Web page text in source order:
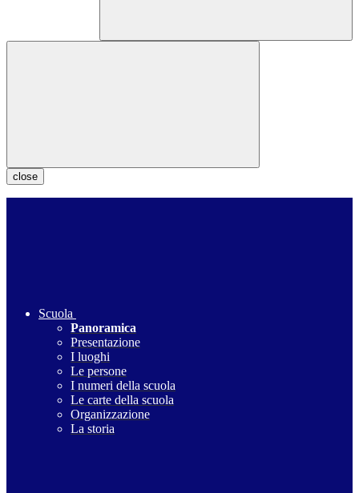
close
Scuola
Panoramica
Presentazione
I luoghi
Le persone
I numeri della scuola
Le carte della scuola
Organizzazione
La storia